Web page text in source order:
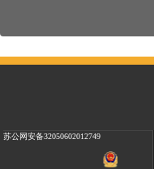
苏公网安备32050602012749